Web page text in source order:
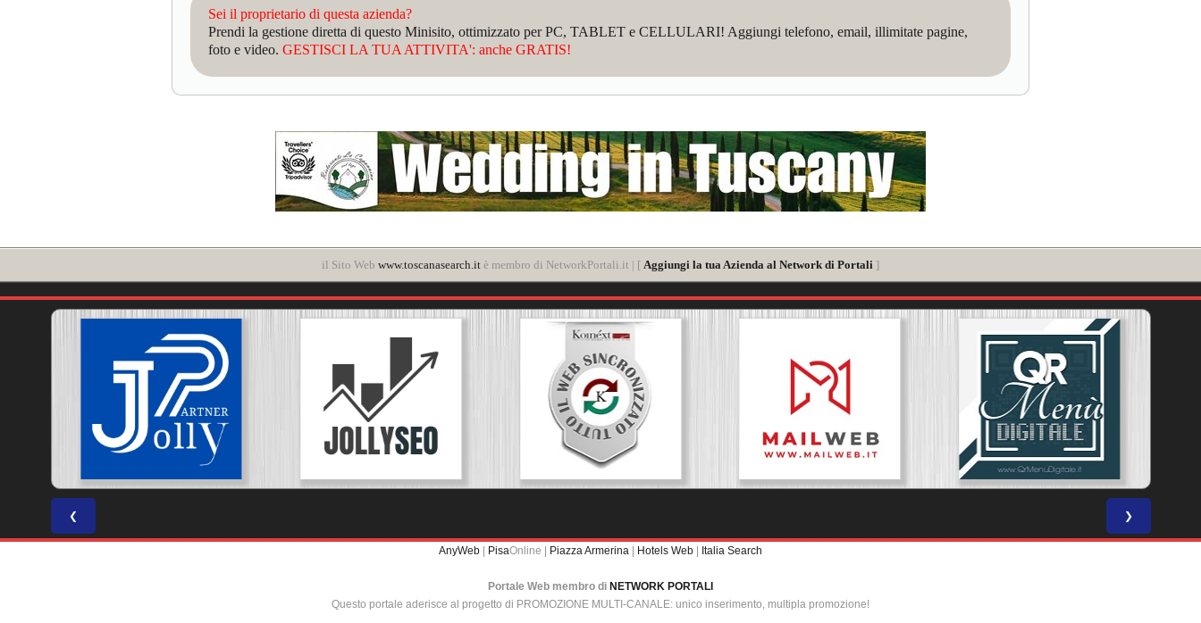
Sei il proprietario di questa azienda?
Prendi la gestione diretta di questo Minisito, ottimizzato per PC, TABLET e CELLULARI! Aggiungi telefono, email, illimitate pagine,
foto e video. GESTISCI LA TUA ATTIVITA': anche GRATIS!
il Sito Web www.toscanasearch.it è membro di NetworkPortali.it | [ Aggiungi la tua Azienda al Network di Portali ]
❮ ❯
AnyWeb | PisaOnline | Piazza Armerina | Hotels Web | Italia Search
Portale Web membro di NETWORK PORTALI
Questo portale aderisce al progetto di PROMOZIONE MULTI-CANALE: unico inserimento, multipla promozione!